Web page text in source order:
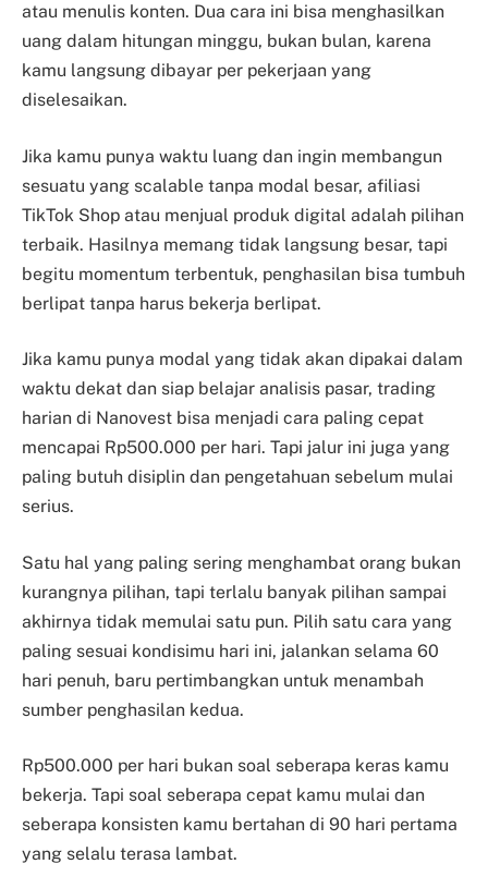
atau menulis konten. Dua cara ini bisa menghasilkan
uang dalam hitungan minggu, bukan bulan, karena
kamu langsung dibayar per pekerjaan yang
diselesaikan.
Jika kamu punya waktu luang dan ingin membangun
sesuatu yang scalable tanpa modal besar, afiliasi
TikTok Shop atau menjual produk digital adalah pilihan
terbaik. Hasilnya memang tidak langsung besar, tapi
begitu momentum terbentuk, penghasilan bisa tumbuh
berlipat tanpa harus bekerja berlipat.
Jika kamu punya modal yang tidak akan dipakai dalam
waktu dekat dan siap belajar analisis pasar, trading
harian di Nanovest bisa menjadi cara paling cepat
mencapai Rp500.000 per hari. Tapi jalur ini juga yang
paling butuh disiplin dan pengetahuan sebelum mulai
serius.
Satu hal yang paling sering menghambat orang bukan
kurangnya pilihan, tapi terlalu banyak pilihan sampai
akhirnya tidak memulai satu pun. Pilih satu cara yang
paling sesuai kondisimu hari ini, jalankan selama 60
hari penuh, baru pertimbangkan untuk menambah
sumber penghasilan kedua.
Rp500.000 per hari bukan soal seberapa keras kamu
bekerja. Tapi soal seberapa cepat kamu mulai dan
seberapa konsisten kamu bertahan di 90 hari pertama
yang selalu terasa lambat.